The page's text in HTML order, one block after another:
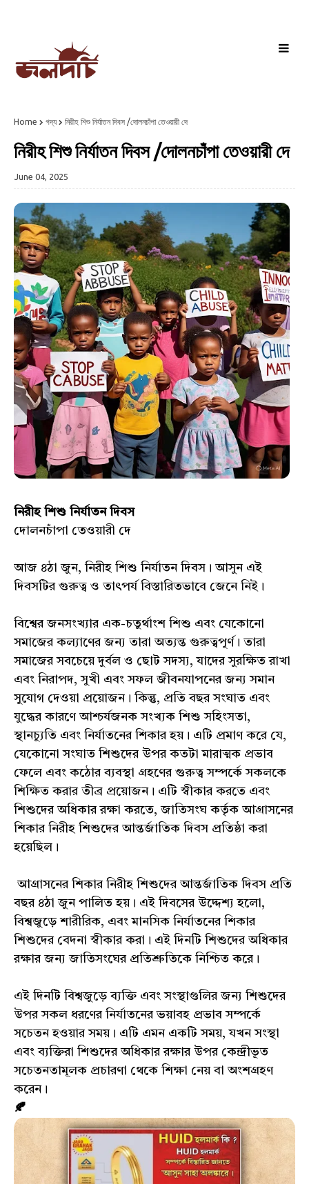
Home গদ্য নিরীহ শিশু নির্যাতন দিবস /দোলনচাঁপা তেওয়ারী দে
নিরীহ শিশু নির্যাতন দিবস /দোলনচাঁপা তেওয়ারী দে
June 04, 2025
নিরীহ শিশু নির্যাতন দিবস
দোলনচাঁপা তেওয়ারী দে
আজ ৪ঠা জুন, নিরীহ শিশু নির্যাতন দিবস। আসুন এই
দিবসটির গুরুত্ব ও তাৎপর্য বিস্তারিতভাবে জেনে নিই।
বিশ্বের জনসংখ্যার এক-চতুর্থাংশ শিশু এবং যেকোনো
সমাজের কল্যাণের জন্য তারা অত্যন্ত গুরুত্বপূর্ণ। তারা
সমাজের সবচেয়ে দুর্বল ও ছোট সদস্য, যাদের সুরক্ষিত রাখা
এবং নিরাপদ, সুখী এবং সফল জীবনযাপনের জন্য সমান
সুযোগ দেওয়া প্রয়োজন। কিন্তু, প্রতি বছর সংঘাত এবং
যুদ্ধের কারণে আশ্চর্যজনক সংখ্যক শিশু সহিংসতা,
স্থানচ্যুতি এবং নির্যাতনের শিকার হয়। এটি প্রমাণ করে যে,
যেকোনো সংঘাত শিশুদের উপর কতটা মারাত্মক প্রভাব
ফেলে এবং কঠোর ব্যবস্থা গ্রহণের গুরুত্ব সম্পর্কে সকলকে
শিক্ষিত করার তীব্র প্রয়োজন। এটি স্বীকার করতে এবং
শিশুদের অধিকার রক্ষা করতে, জাতিসংঘ কর্তৃক আগ্রাসনের
শিকার নিরীহ শিশুদের আন্তর্জাতিক দিবস প্রতিষ্ঠা করা
হয়েছিল।
আগ্রাসনের শিকার নিরীহ শিশুদের আন্তর্জাতিক দিবস প্রতি
বছর ৪ঠা জুন পালিত হয়। এই দিবসের উদ্দেশ্য হলো,
বিশ্বজুড়ে শারীরিক, এবং মানসিক নির্যাতনের শিকার
শিশুদের বেদনা স্বীকার করা। এই দিনটি শিশুদের অধিকার
রক্ষার জন্য জাতিসংঘের প্রতিশ্রুতিকে নিশ্চিত করে।
এই দিনটি বিশ্বজুড়ে ব্যক্তি এবং সংস্থাগুলির জন্য শিশুদের
উপর সকল ধরণের নির্যাতনের ভয়াবহ প্রভাব সম্পর্কে
সচেতন হওয়ার সময়। এটি এমন একটি সময়, যখন সংস্থা
এবং ব্যক্তিরা শিশুদের অধিকার রক্ষার উপর কেন্দ্রীভূত
সচেতনতামূলক প্রচারণা থেকে শিক্ষা নেয় বা অংশগ্রহণ
করেন।
🍂